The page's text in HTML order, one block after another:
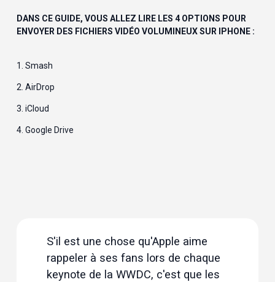
DANS CE GUIDE, VOUS ALLEZ LIRE LES 4 OPTIONS POUR
ENVOYER DES FICHIERS VIDÉO VOLUMINEUX SUR IPHONE :
1. Smash
2. AirDrop
3. iCloud
4. Google Drive
S'il est une chose qu'Apple aime
rappeler à ses fans lors de chaque
keynote de la WWDC, c'est que les